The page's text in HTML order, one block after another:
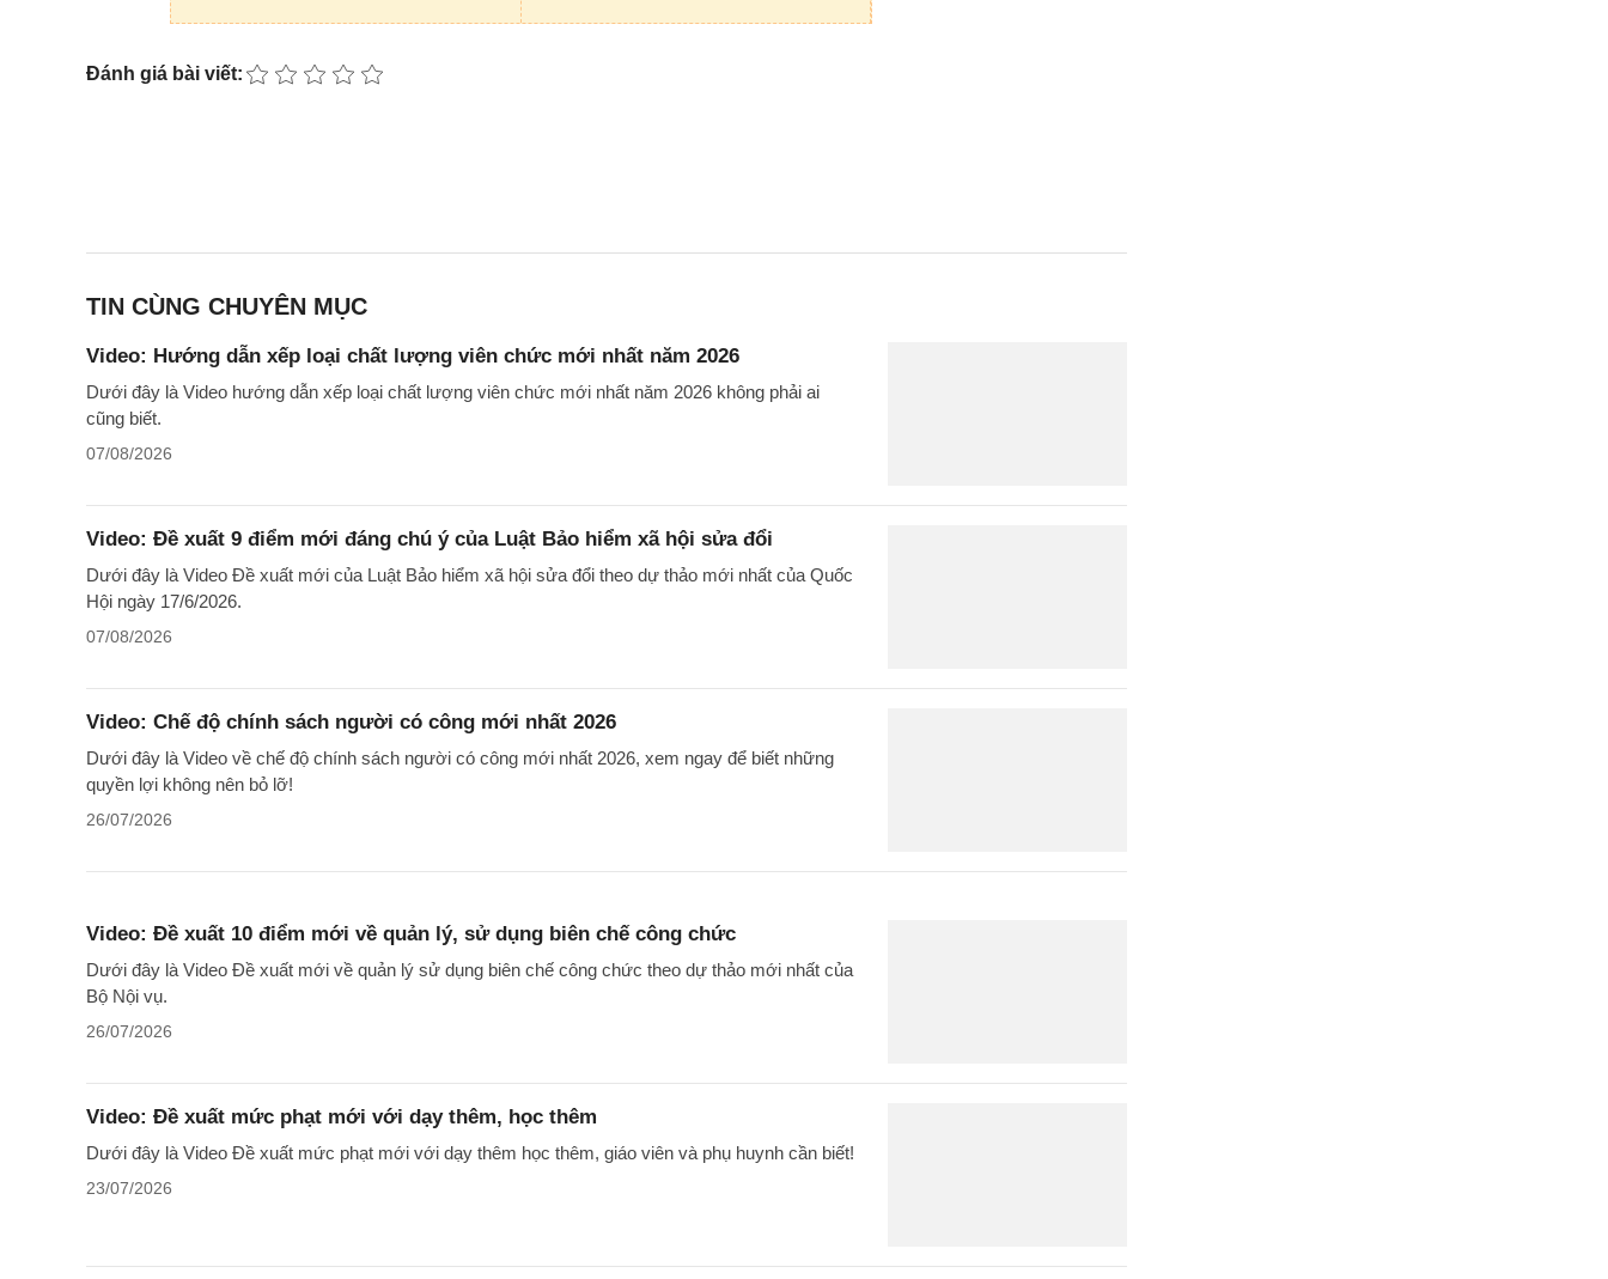
Đánh giá bài viết:
TIN CÙNG CHUYÊN MỤC
Video: Hướng dẫn xếp loại chất lượng viên chức mới nhất năm 2026
Dưới đây là Video hướng dẫn xếp loại chất lượng viên chức mới nhất năm 2026 không phải ai
cũng biết.
07/08/2026
Video: Đề xuất 9 điểm mới đáng chú ý của Luật Bảo hiểm xã hội sửa đổi
Dưới đây là Video Đề xuất mới của Luật Bảo hiểm xã hội sửa đổi theo dự thảo mới nhất của Quốc
Hội ngày 17/6/2026.
07/08/2026
Video: Chế độ chính sách người có công mới nhất 2026
Dưới đây là Video về chế độ chính sách người có công mới nhất 2026, xem ngay để biết những
quyền lợi không nên bỏ lỡ!
26/07/2026
Video: Đề xuất 10 điểm mới về quản lý, sử dụng biên chế công chức
Dưới đây là Video Đề xuất mới về quản lý sử dụng biên chế công chức theo dự thảo mới nhất của
Bộ Nội vụ.
26/07/2026
Video: Đề xuất mức phạt mới với dạy thêm, học thêm
Dưới đây là Video Đề xuất mức phạt mới với dạy thêm học thêm, giáo viên và phụ huynh cần biết!
23/07/2026